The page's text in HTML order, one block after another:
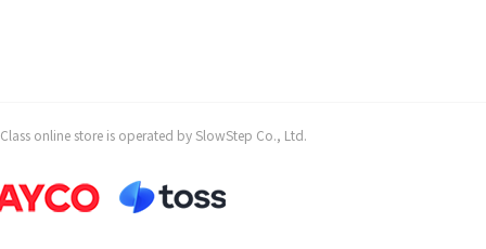
online store is operated by SlowStep Co., Ltd.